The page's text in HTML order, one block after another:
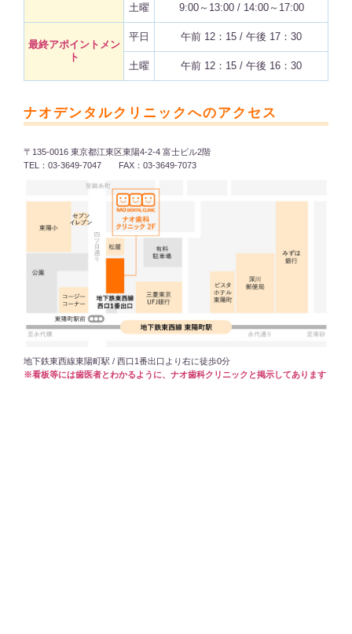
土曜 9:00～13:00 / 14:00～17:00
最終アポイントメン
ト
平日 午前 12：15 / 午後 17：30
土曜 午前 12：15 / 午後 16：30
ナオデンタルクリニックへのアクセス
〒135-0016 東京都江東区東陽4-2-4 富士ビル2階
TEL：03-3649-7047 FAX：03-3649-7073
地下鉄東西線東陽町駅 / 西口1番出口より右に徒歩0分
※看板等には歯医者とわかるように、ナオ歯科クリニックと掲示してあります